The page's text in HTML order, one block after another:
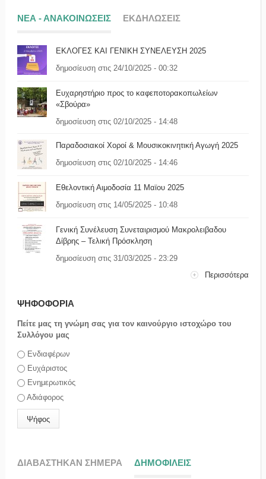
ΝΕΑ - ΑΝΑΚΟΙΝΩΣΕΙΣ ΕΚΔΗΛΩΣΕΙΣ
ΕΚΛΟΓΕΣ ΚΑΙ ΓΕΝΙΚΗ ΣΥΝΕΛΕΥΣΗ 2025
δημοσίευση στις 24/10/2025 - 00:32
Ευχαρηστήριο προς το καφεποτορακοπωλείων
«Σβούρα»
δημοσίευση στις 02/10/2025 - 14:48
Παραδοσιακοί Χοροί & Μουσικοκινητική Αγωγή 2025
δημοσίευση στις 02/10/2025 - 14:46
Εθελοντική Αιμοδοσία 11 Μαϊου 2025
δημοσίευση στις 14/05/2025 - 10:48
Γενική Συνέλευση Συνεταιρισμού Μακρολειβαδου
Δίβρης – Τελική Πρόσκληση
δημοσίευση στις 31/03/2025 - 23:29
Περισσότερα
ΨΗΦΟΦΟΡΙΑ
Πείτε μας τη γνώμη σας για τον καινούργιο ιστοχώρο του
Συλλόγου μας
Επιλογές
Ενδιαφέρων
Ευχάριστος
Ενημερωτικός
Αδιάφορος
ΔΙΑΒΑΣΤΗΚΑΝ ΣΗΜΕΡΑ ΔΗΜΟΦΙΛΕΙΣ(ΕΝΕΡΓΗ